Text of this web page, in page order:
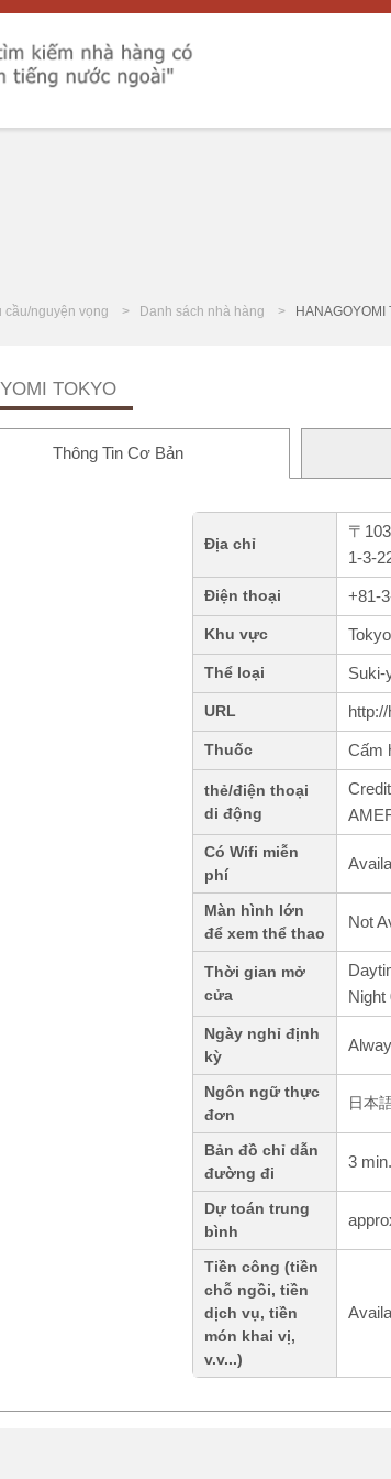
cầu/nguyện vọng Danh sách nhà hàng HANAGOYOMI
TOKYO
Thông Tin Cơ Bản
Địa chỉ
〒
1-3-
Điện thoại +81-
Khu vực
Thể loại Suki-
URL
Thuốc Cấm
thẻ/điện thoại
di động
Có Wifi miễn
phí
Màn hình lớn
để xem thể thao
Not
Thời gian mở
cửa
Night
Ngày nghỉ định
kỳ
Ngôn ngữ thực
đơn
日本
Bản đồ chỉ dẫn
đường đi
3
Dự toán trung
bình
Tiền công (tiền
chỗ ngồi, tiền
dịch vụ, tiền
món khai vị,
v.v...)